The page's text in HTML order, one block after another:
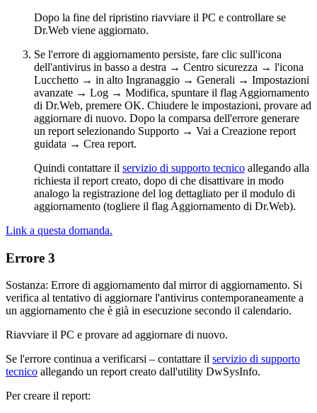
Dopo la fine del ripristino riavviare il PC e controllare se
Dr.Web viene aggiornato.
Se l'errore di aggiornamento persiste, fare clic sull'icona
dell'antivirus in basso a destra → Centro sicurezza → l'icona
Lucchetto → in alto Ingranaggio → Generali → Impostazioni
avanzate → Log → Modifica, spuntare il flag Aggiornamento
di Dr.Web, premere OK. Chiudere le impostazioni, provare ad
aggiornare di nuovo. Dopo la comparsa dell'errore generare
un report selezionando Supporto → Vai a Creazione report
guidata → Crea report.
Quindi contattare il servizio di supporto tecnico allegando alla
richiesta il report creato, dopo di che disattivare in modo
analogo la registrazione del log dettagliato per il modulo di
aggiornamento (togliere il flag Aggiornamento di Dr.Web).
Link a questa domanda.
Errore 3
Sostanza: Errore di aggiornamento dal mirror di aggiornamento. Si
verifica al tentativo di aggiornare l'antivirus contemporaneamente a
un aggiornamento che è già in esecuzione secondo il calendario.
Riavviare il PC e provare ad aggiornare di nuovo.
Se l'errore continua a verificarsi – contattare il servizio di supporto
tecnico allegando un report creato dall'utility DwSysInfo.
Per creare il report: